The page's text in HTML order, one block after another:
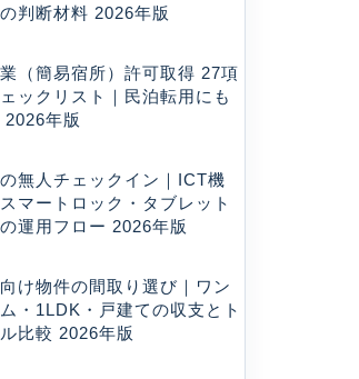
判断材料 2026年版
（簡易宿所）許可取得 27項
ックリスト｜民泊転用にも
2026年版
無人チェックイン｜ICT機
マートロック・タブレット
運用フロー 2026年版
け物件の間取り選び｜ワン
・1LDK・戸建ての収支とト
比較 2026年版